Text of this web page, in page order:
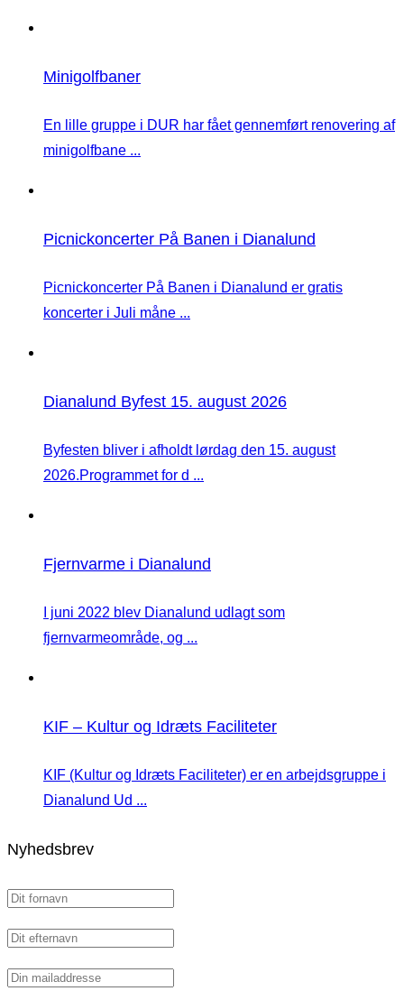
Minigolfbaner
En lille gruppe i DUR har fået gennemført renovering af
minigolfbane ...
Picnickoncerter På Banen i Dianalund
Picnickoncerter På Banen i Dianalund er gratis
koncerter i Juli måne ...
Dianalund Byfest 15. august 2026
Byfesten bliver i afholdt lørdag den 15. august
2026.Programmet for d ...
Fjernvarme i Dianalund
I juni 2022 blev Dianalund udlagt som
fjernvarmeområde, og ...
KIF – Kultur og Idræts Faciliteter
KIF (Kultur og Idræts Faciliteter) er en arbejdsgruppe i
Dianalund Ud ...
Nyhedsbrev